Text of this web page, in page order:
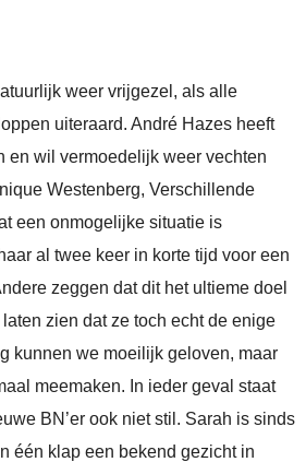
weer vrijgezel, als alle
uiteraard. André Hazes heeft
en wil vermoedelijk weer vechten
Westenberg, Verschillende
een onmogelijke situatie is
al twee keer in korte tijd voor een
zeggen dat dit het ultieme doel
zien dat ze toch echt de enige
kunnen we moeilijk geloven, maar
meemaken. In ieder geval staat
BN’er ook niet stil. Sarah is sinds
één klap een bekend gezicht in